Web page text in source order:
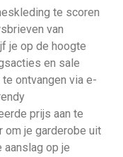
te scoren
van
je op de hoogte
en sale
ontvangen via e-
prijs aan te
om je garderobe uit
op je